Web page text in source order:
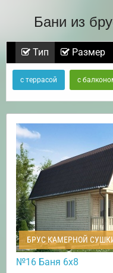
Бани из
Тип Размер
с террасой с
БРУС КАМЕРНОЙ
№16 Баня 6х8